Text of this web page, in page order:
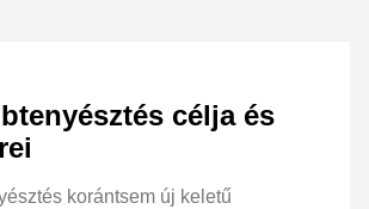
célja és
korántsem új keletű